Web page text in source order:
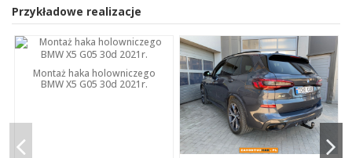
Przykładowe realizacje
Montaż haka holowniczego
BMW X5 G05 30d 2021r.